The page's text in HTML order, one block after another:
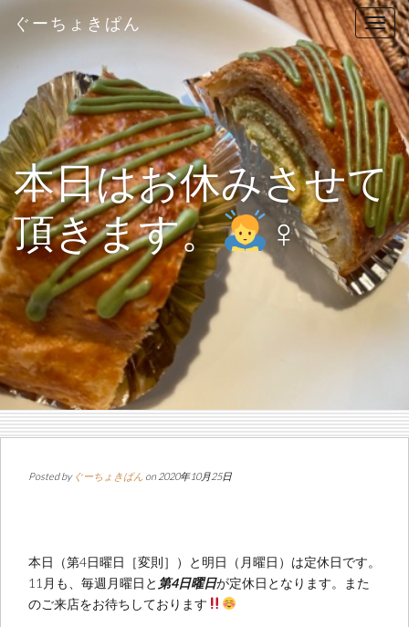
T
o
g
g
l
e
n
a
v
g
a
t
ぐーちょきぱん
本日はお休みさせて
頂きます。
‍♀️
Posted by ぐーちょきぱん on 2020年10月25日
本日（第4日曜日［変則］）と明日（月曜日）は定休日です。
11月も、毎週月曜日と 第4日曜日が定休日となります。また
のご来店をお待ちしております